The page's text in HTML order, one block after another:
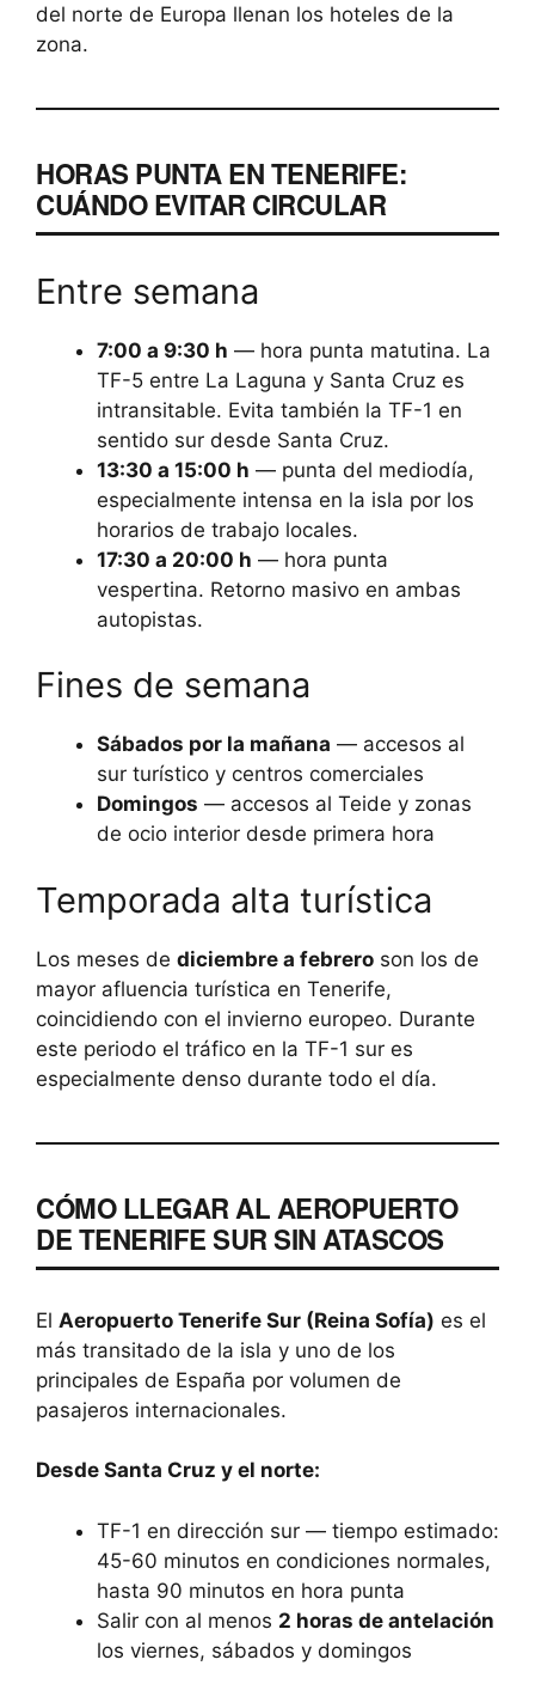
del norte de Europa llenan los hoteles de la
zona.
HORAS PUNTA EN TENERIFE:
CUÁNDO EVITAR CIRCULAR
Entre semana
7:00 a 9:30 h — hora punta matutina. La
TF-5 entre La Laguna y Santa Cruz es
intransitable. Evita también la TF-1 en
sentido sur desde Santa Cruz.
13:30 a 15:00 h — punta del mediodía,
especialmente intensa en la isla por los
horarios de trabajo locales.
17:30 a 20:00 h — hora punta
vespertina. Retorno masivo en ambas
autopistas.
Fines de semana
Sábados por la mañana — accesos al
sur turístico y centros comerciales
Domingos — accesos al Teide y zonas
de ocio interior desde primera hora
Temporada alta turística
Los meses de diciembre a febrero son los de
mayor afluencia turística en Tenerife,
coincidiendo con el invierno europeo. Durante
este periodo el tráfico en la TF-1 sur es
especialmente denso durante todo el día.
CÓMO LLEGAR AL AEROPUERTO
DE TENERIFE SUR SIN ATASCOS
El Aeropuerto Tenerife Sur (Reina Sofía) es el
más transitado de la isla y uno de los
principales de España por volumen de
pasajeros internacionales.
Desde Santa Cruz y el norte:
TF-1 en dirección sur — tiempo estimado:
45-60 minutos en condiciones normales,
hasta 90 minutos en hora punta
Salir con al menos 2 horas de antelación
los viernes, sábados y domingos